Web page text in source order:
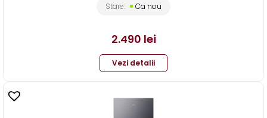
Stare: Ca nou
2.490 lei
Vezi detalii